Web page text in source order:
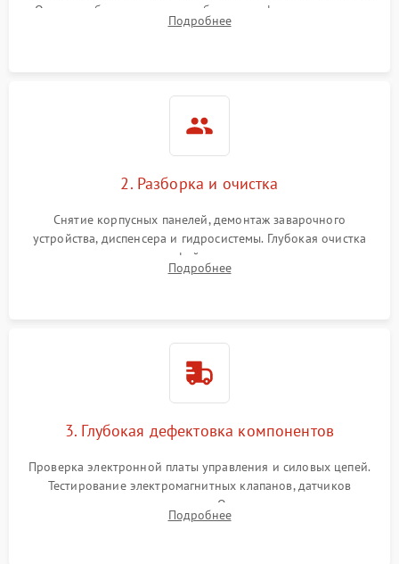
Оценка работы помпы, термоблока и кофемолки на слух.
Измерение температуры и давления воды для выявления
Подробнее
2. Разборка и очистка
Снятие корпусных панелей, демонтаж заварочного
устройства, диспенсера и гидросистемы. Глубокая очистка
внутренних узлов от кофейных масел, жмыха и накипи.
Промывка дренажных каналов и фильтров с использованием
Подробнее
3. Глубокая дефектовка компонентов
Проверка электронной платы управления и силовых цепей.
Тестирование электромагнитных клапанов, датчиков
температуры и расходомера. Оценка степени износа
жерновов кофемолки, уплотнительных колец гидросистемы
Подробнее